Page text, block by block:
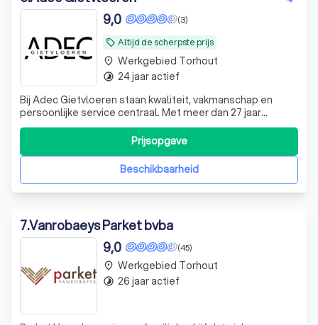
local_offer Altijd de scherpste prijs
(3)
9,0
Bij Adec Gietvloeren staan kwaliteit, vakmanschap en
persoonlijke service centraal. Met meer dan 27 jaar
ervaring zijn wij dé specialist in het plaatsen van
Beschikbaarheid
Prijsopgave
place Werkgebied Torhout
timelapse 24 jaar actief
7.Vanrobaeys Parket bvba
(45)
9,0
place Werkgebied Torhout
timelapse 26 jaar actief